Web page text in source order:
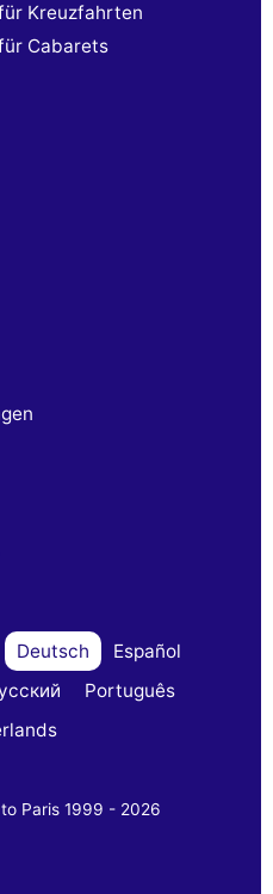
Kreuzfahrten
Cabarets
Deutsch
Español
Português
Paris 1999 - 2026